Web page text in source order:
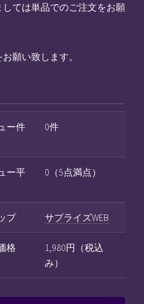
しては単品でのご注文をお願
願い致します。
ー件
0件
ー平
0（5点満点）
プ サプライズWEB
格
1,980円（税込
み）